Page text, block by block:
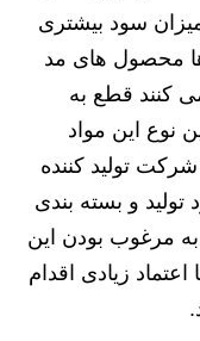
سود بیشتری
محصول های مد
کنند قطع به
نوع این مواد
تولید کننده
و بسته بندی
به مرغوب بودن این
زیادی اقدام